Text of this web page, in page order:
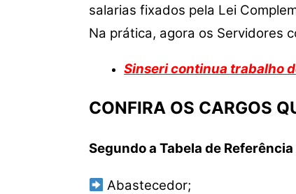
s
A
p
p
e
b
o
o
k
er y
Li
n
k
e
salarias fixados pela Lei
Na prática, agora os Servidores
Sinseri continua trabalho
CONFIRA OS CARGOS
Segundo a Tabela de
Abastecedor;